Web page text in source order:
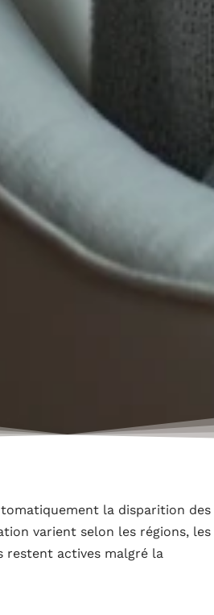
la disparition des
varient selon les régions, les
restent actives malgré la